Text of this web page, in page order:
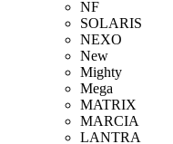
NF
SOLARIS
NEXO
New
Mighty
Mega
MATRIX
MARCIA
LANTRA